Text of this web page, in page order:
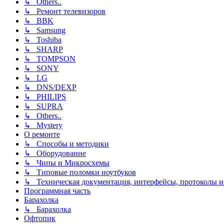
↳ Others..
↳ Ремонт телевизоров
↳ BBK
↳ Samsung
↳ Toshiba
↳ SHARP
↳ TOMPSON
↳ SONY
↳ LG
↳ DNS/DEXP
↳ PHILIPS
↳ SUPRA
↳ Others..
↳ Mystery
О ремонте
↳ Способы и методики
↳ Оборудование
↳ Чипы и Микросхемы
↳ Типовые поломки ноутбуков
↳ Техническая документация, интерфейсы, протоколы и
Программная часть
Барахолка
↳ Барахолка
Офтопик